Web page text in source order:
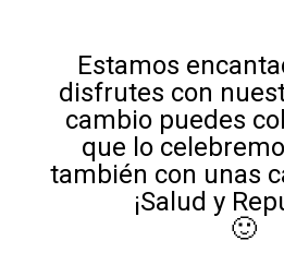
Estamos
disfrutes con
cambio puedes
que lo
también con unas
¡Salud y
🙂